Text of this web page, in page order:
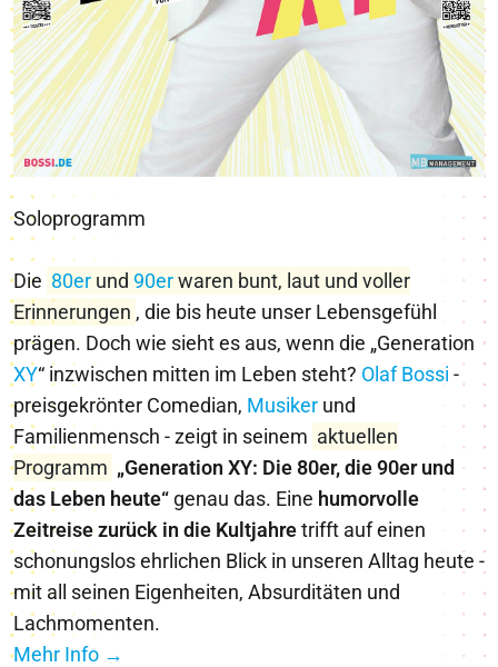
Soloprogramm
Die 80erund 90erwaren bunt, laut und voller
Erinnerungen , die bis heute unser Lebensgefühl
prägen. Doch wie sieht es aus, wenn die „Generation
XY“ inzwischen mitten im Leben steht? Olaf Bossi -
preisgekrönter Comedian, Musiker und
Familienmensch - zeigt in seinem aktuellen
Programm „Generation XY: Die 80er, die 90er und
das Leben heute“ genau das. Eine humorvolle
Zeitreise zurück in die Kultjahretrifft auf einen
schonungslos ehrlichen Blick in unseren Alltag heute -
mit all seinen Eigenheiten, Absurditäten und
Lachmomenten.
Mehr Info →